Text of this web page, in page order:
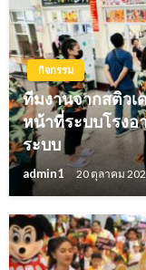
กิจกรรม
ทีมงานจากสติวเ
หน้าที่ระบบโรงอ
ระบบ
admin1 20 ตุลาคม